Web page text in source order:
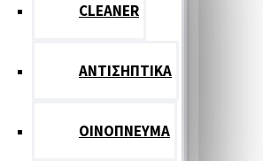
CLEANER
ΑΝΤΙΣΗΠΤΙΚΑ
ΟΙΝΟΠΝΕΥΜΑ